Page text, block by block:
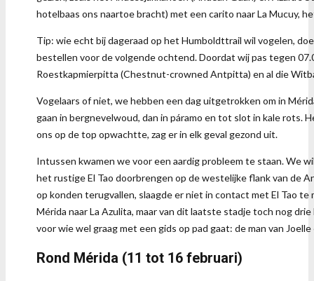
hotelbaas ons naartoe bracht) met een carito naar La Mucuy,
Tip: wie echt bij dageraad op het Humboldttrail wil vogelen,
bestellen voor de volgende ochtend. Doordat wij pas tegen
Roestkapmierpitta (Chestnut-crowned Antpitta) en al die
Vogelaars of niet, we hebben een dag uitgetrokken om in
gaan in bergnevelwoud, dan in páramo en tot slot in kale rots.
ons op de top opwachtte, zag er in elk geval gezond uit.
Intussen kwamen we voor een aardig probleem te staan. We
het rustige El Tao doorbrengen op de westelijke flank van de
op konden terugvallen, slaagde er niet in contact met El Tao te
Mérida naar La Azulita, maar van dit laatste stadje toch nog
voor wie wel graag met een gids op pad gaat: de man van
Rond Mérida (11 tot 16 februari)